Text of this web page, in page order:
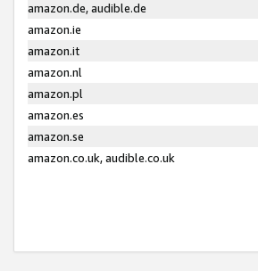
amazon.de, audible.de
amazon.ie
amazon.it
amazon.nl
amazon.pl
amazon.es
amazon.se
amazon.co.uk, audible.co.uk